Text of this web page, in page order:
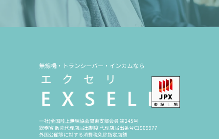
無線機・トランシーバー・インカムなら
一社)全国陸上無線協会関東支部会員 第245号
総務省 販売代理店届出制度 代理店届出番号C1909977
外国公館等に対する消費税免除指定店舗